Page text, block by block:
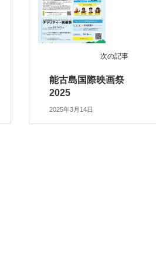
次の記事
能古島国際映画祭
2025
2025年3月14日